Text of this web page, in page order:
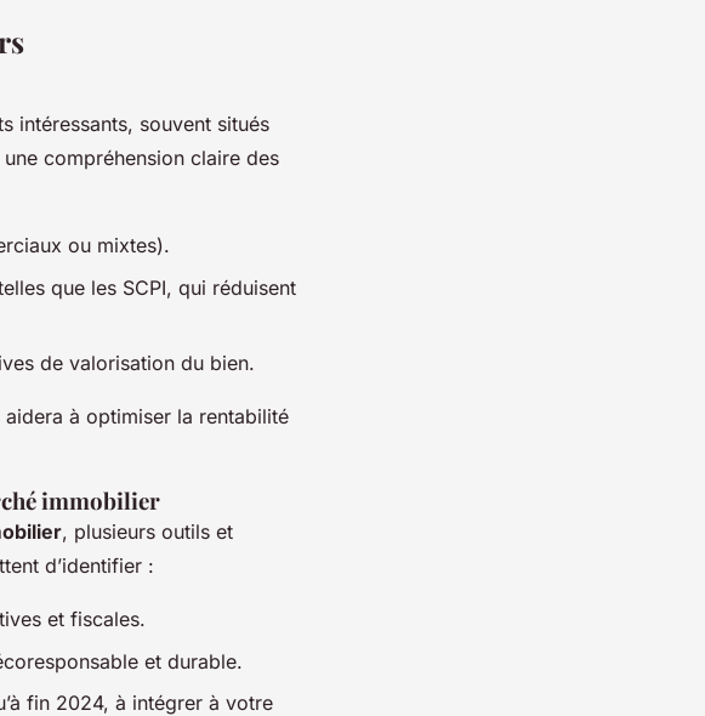
intéressants, souvent situés
une compréhension claire des
ou mixtes).
que les SCPI, qui réduisent
de valorisation du bien.
à optimiser la rentabilité
immobilier
, plusieurs outils et
d’identifier :
et fiscales.
et durable.
fin 2024, à intégrer à votre